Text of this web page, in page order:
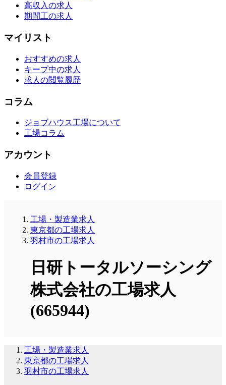
高収入の求人
期間工の求人
マイリスト
おすすめの求人
キープ中の求人
求人の閲覧履歴
コラム
ジョブハウス工場について
工場コラム
アカウント
会員登録
ログイン
工場・製造業求人
東京都の工場求人
羽村市の工場求人
日研トータルソーシング
株式会社の工場求人
(665944)
工場・製造業求人
東京都の工場求人
羽村市の工場求人